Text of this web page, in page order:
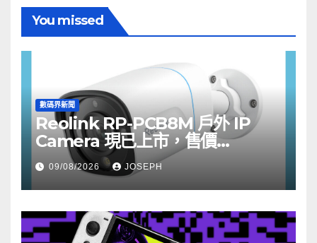
You missed
數碼界新聞
Reolink RP-PCB8M 戶外 IP
Camera 現已上市，售價
HK$722
09/08/2026 JOSEPH